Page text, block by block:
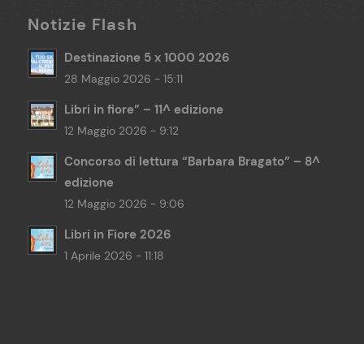
Notizie Flash
Destinazione 5 x 1000 2026
28 Maggio 2026 - 15:11
Libri in fiore” – 11^ edizione
12 Maggio 2026 - 9:12
Concorso di lettura “Barbara Bragato” – 8^
edizione
12 Maggio 2026 - 9:06
Libri in Fiore 2026
1 Aprile 2026 - 11:18